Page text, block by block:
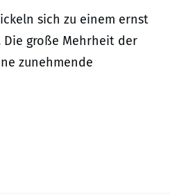
sich zu einem ernst
Die große Mehrheit der
zunehmende